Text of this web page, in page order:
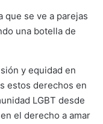
que se ve a parejas
una botella de
y equidad en
estos derechos en
LGBT desde
el derecho a amar